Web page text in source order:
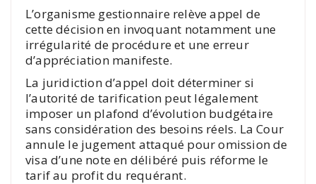
L’organisme gestionnaire relève appel de
cette décision en invoquant notamment une
irrégularité de procédure et une erreur
d’appréciation manifeste.
La juridiction d’appel doit déterminer si
l’autorité de tarification peut légalement
imposer un plafond d’évolution budgétaire
sans considération des besoins réels. La Cour
annule le jugement attaqué pour omission de
visa d’une note en délibéré puis réforme le
tarif au profit du requérant.